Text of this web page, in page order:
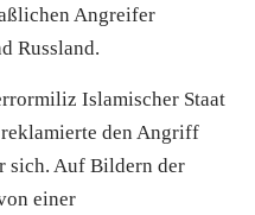
Angreifer
Russland.
Islamischer Staat
den Angriff
sich. Auf Bildern der
einer